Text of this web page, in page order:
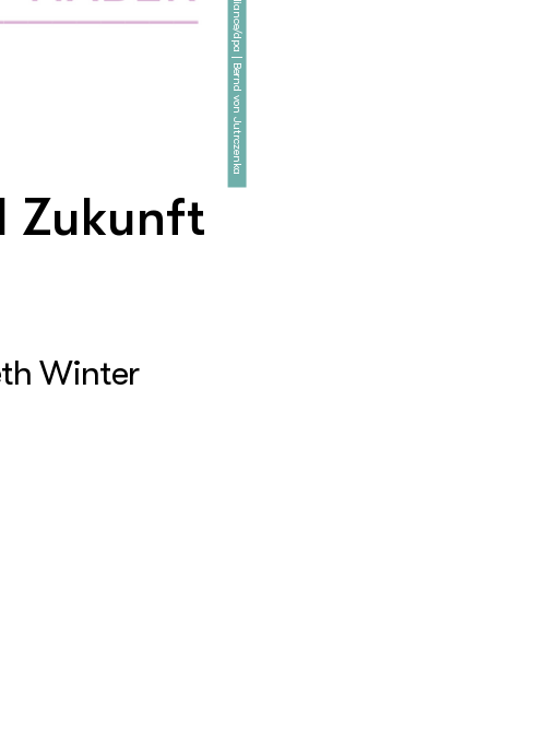
picture alliance/dpa | Bernd von Jutrczenka
Zukunft
Winter